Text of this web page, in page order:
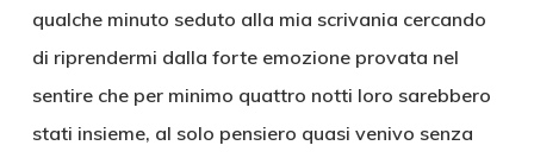
qualche minuto seduto alla mia scrivania cercando
di riprendermi dalla forte emozione provata nel
sentire che per minimo quattro notti loro sarebbero
stati insieme, al solo pensiero quasi venivo senza